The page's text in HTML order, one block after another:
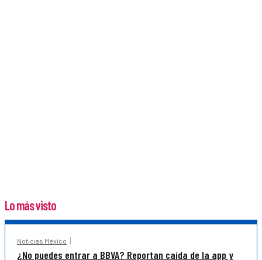
Lo más visto
Noticias México
¿No puedes entrar a BBVA? Reportan caída de la app y